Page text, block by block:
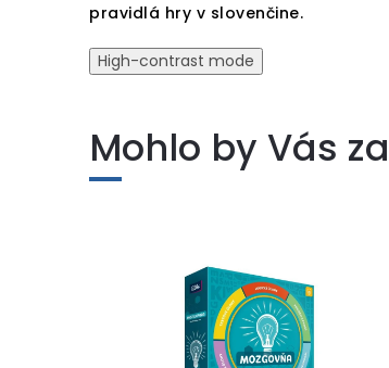
pravidlá hry v slovenčine.
High-contrast mode
Mohlo by Vás